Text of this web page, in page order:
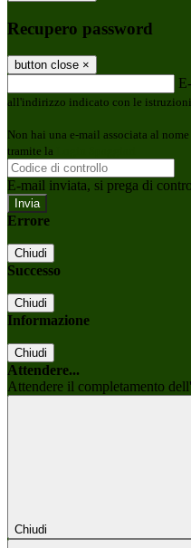
Recupero password
button close ×
all'indirizzo indicato con le istruzioni
Non hai una e-mail associata al
tramite la
E-mail inviata, si prega di
Errore
Chiudi
Successo
Chiudi
Informazione
Chiudi
Attendere...
Attendere il completamento
Chiudi